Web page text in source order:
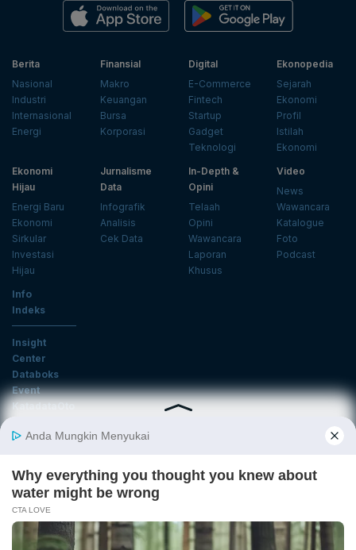
Berita
Nasional
Industri
Internasional
Energi
Finansial
Makro
Keuangan
Bursa
Korporasi
Digital
E-Commerce
Fintech
Startup
Gadget
Teknologi
Ekonopedia
Sejarah
Ekonomi
Profil
Istilah
Ekonomi
Ekonomi
Hijau
Energi Baru
Ekonomi
Sirkular
Investasi
Hijau
Jurnalisme
Data
Infografik
Analisis
Cek Data
In-Depth &
Opini
Telaah
Opini
Wawancara
Laporan
Khusus
Video
News
Wawancara
Katalogue
Foto
Podcast
Info
Indeks
Insight
Center
Databoks
Event
KatadataOto
Email
Daftar